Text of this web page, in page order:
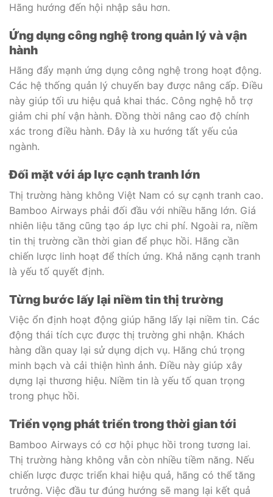
Hãng hướng đến hội nhập sâu hơn.
Ứng dụng công nghệ trong quản lý và vận
hành
Hãng đẩy mạnh ứng dụng công nghệ trong hoạt động.
Các hệ thống quản lý chuyến bay được nâng cấp. Điều
này giúp tối ưu hiệu quả khai thác. Công nghệ hỗ trợ
giảm chi phí vận hành. Đồng thời nâng cao độ chính
xác trong điều hành. Đây là xu hướng tất yếu của
ngành.
Đối mặt với áp lực cạnh tranh lớn
Thị trường hàng không Việt Nam có sự cạnh tranh cao.
Bamboo Airways phải đối đầu với nhiều hãng lớn. Giá
nhiên liệu tăng cũng tạo áp lực chi phí. Ngoài ra, niềm
tin thị trường cần thời gian để phục hồi. Hãng cần
chiến lược linh hoạt để thích ứng. Khả năng cạnh tranh
là yếu tố quyết định.
Từng bước lấy lại niềm tin thị trường
Việc ổn định hoạt động giúp hãng lấy lại niềm tin. Các
động thái tích cực được thị trường ghi nhận. Khách
hàng dần quay lại sử dụng dịch vụ. Hãng chú trọng
minh bạch và cải thiện hình ảnh. Điều này giúp xây
dựng lại thương hiệu. Niềm tin là yếu tố quan trọng
trong phục hồi.
Triển vọng phát triển trong thời gian tới
Bamboo Airways có cơ hội phục hồi trong tương lai.
Thị trường hàng không vẫn còn nhiều tiềm năng. Nếu
chiến lược được triển khai hiệu quả, hãng có thể tăng
trưởng. Việc đầu tư đúng hướng sẽ mang lại kết quả